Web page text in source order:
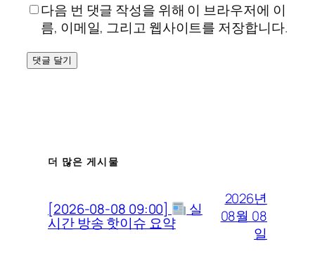
다음 번 댓글 작성을 위해 이 브라우저에 이
름, 이메일, 그리고 웹사이트를 저장합니다.
더 많은 게시물
[2026-08-08 09:00] 실
시간 방송 핫이슈 요약
2026년
08월 08
일